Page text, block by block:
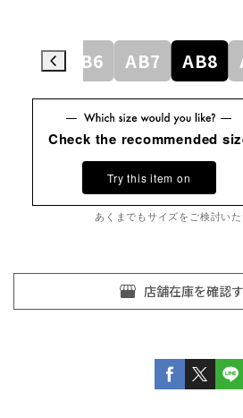
AB6 AB7 AB8
Check the recommended
Try this item on
あくまでもサイズをご検討い